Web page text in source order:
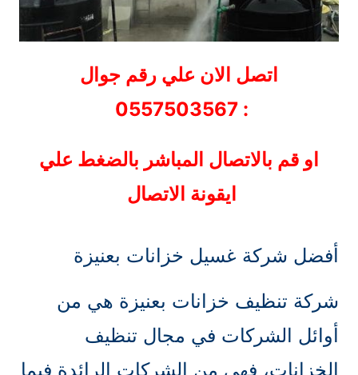
اتصل الان علي رقم جوال
: 0557503567
او قم بالاتصال المباشر بالضغط علي
ايقونة الاتصال
أفضل شركة غسيل خزانات بعنيزة
شركة تنظيف خزانات بعنيزة هي من
أوائل الشركات في مجال تنظيف
الخزانات، فهي من الشركات الرائدة فيما